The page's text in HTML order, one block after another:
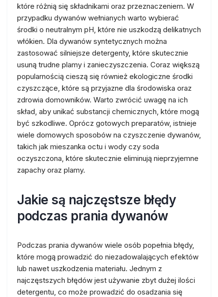
które różnią się składnikami oraz przeznaczeniem. W
przypadku dywanów wełnianych warto wybierać
środki o neutralnym pH, które nie uszkodzą delikatnych
włókien. Dla dywanów syntetycznych można
zastosować silniejsze detergenty, które skutecznie
usuną trudne plamy i zanieczyszczenia. Coraz większą
popularnością cieszą się również ekologiczne środki
czyszczące, które są przyjazne dla środowiska oraz
zdrowia domowników. Warto zwrócić uwagę na ich
skład, aby unikać substancji chemicznych, które mogą
być szkodliwe. Oprócz gotowych preparatów, istnieje
wiele domowych sposobów na czyszczenie dywanów,
takich jak mieszanka octu i wody czy soda
oczyszczona, które skutecznie eliminują nieprzyjemne
zapachy oraz plamy.
Jakie są najczęstsze błędy
podczas prania dywanów
Podczas prania dywanów wiele osób popełnia błędy,
które mogą prowadzić do niezadowalających efektów
lub nawet uszkodzenia materiału. Jednym z
najczęstszych błędów jest używanie zbyt dużej ilości
detergentu, co może prowadzić do osadzania się